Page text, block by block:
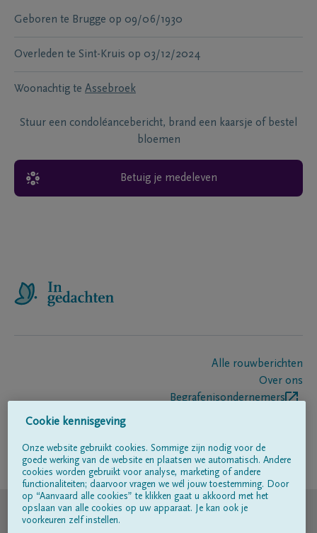
Geboren te Brugge op 09/06/1930
Overleden te Sint-Kruis op 03/12/2024
Woonachtig te Assebroek
Stuur een condoléancebericht, brand een kaarsje of bestel
bloemen
Betuig je medeleven
Alle rouwberichten
Over ons
Begrafenisondernemers
Volg ons op
© DELA
Cookie kennisgeving
Onze website gebruikt cookies. Sommige zijn nodig voor de
goede werking van de website en plaatsen we automatisch. Andere
cookies worden gebruikt voor analyse, marketing of andere
functionaliteiten; daarvoor vragen we wél jouw toestemming. Door
op “Aanvaard alle cookies” te klikken gaat u akkoord met het
opslaan van alle cookies op uw apparaat. Je kan ook je
voorkeuren zelf instellen.